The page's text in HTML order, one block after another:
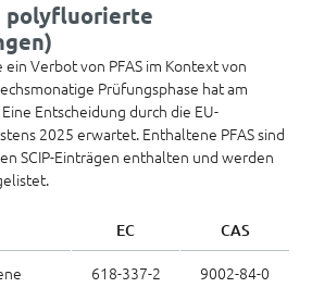
polyfluorierte
Verbot von PFAS im Kontext von
Prüfungsphase hat am
Entscheidung durch die EU-
2025 erwartet. Enthaltene PFAS sind
SCIP-Einträgen enthalten und werden
EC CAS
618-337-2 9002-84-0